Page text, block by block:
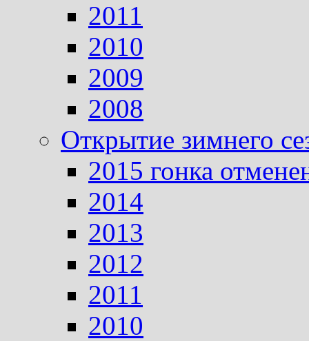
2011
2010
2009
2008
Открытие зимнего
2015 гонка
2014
2013
2012
2011
2010